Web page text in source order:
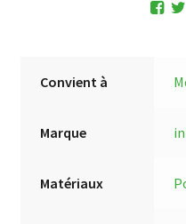
Convient à
Marque
Matériaux